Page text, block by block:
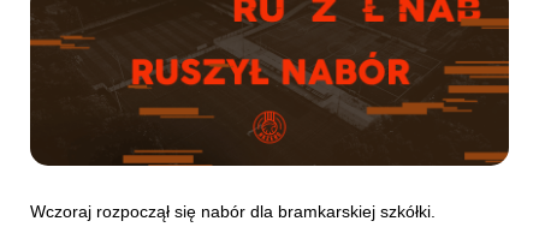
Wczoraj rozpoczął się nabór dla bramkarskiej szkółki.